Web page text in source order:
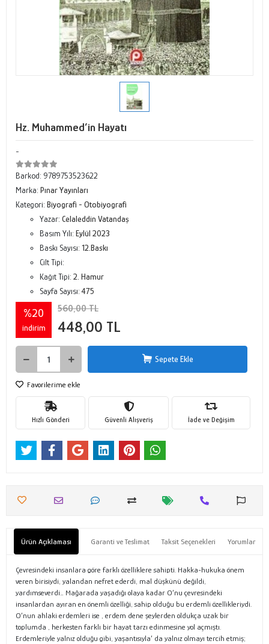
Hz. Muhammed’in Hayatı
-
Barkod: 9789753523622
Marka: Pınar Yayınları
Kategori: Biyografi - Otobiyografi
Yazar: Celaleddin Vatandaş
Basım Yılı: Eylül 2023
Baskı Sayısı: 12.Baskı
Cilt Tipi:
Kağıt Tipi: 2. Hamur
Sayfa Sayısı:475
%20
indirim
560,00 TL
448,00 TL
Sepete Ekle
Favorilerime ekle
Hızlı Gönderi Güvenli Alışveriş İade ve Değişim
Ürün Açıklaması Garanti ve Teslimat Taksit Seçenekleri Yorumlar
Çevresindeki insanlara göre farklı özelliklere sahipti. Hakka-hukuka önem
veren birisiydi, yalandan nefret ederdi, mal düşkünü değildi,
yardımseverdi… Mağarada yaşadığı olaya kadar O’nu çevresindeki
insanlardan ayıran en önemli özelliği, sahip olduğu bu erdemli özellikleriydi.
O’nun ahlaki erdemleri ise , erdem dene şeylerden oldukça uzak bir
toplumda , herkesten farklı bir hayat tarzı edinmesine yol açmıştı.
Erdemleriyle yalnız olduğu gibi, yaşantısıyla’ da yalnız olmayı tercih etmiş;